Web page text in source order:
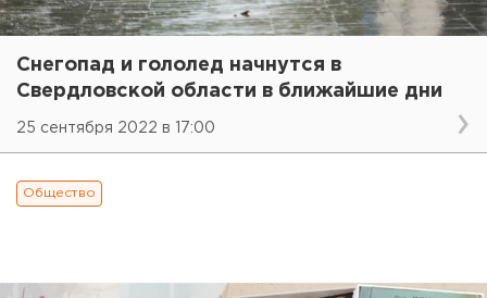
Снегопад и гололед начнутся в
Свердловской области в ближайшие дни
25 сентября 2022 в 17:00
Общество